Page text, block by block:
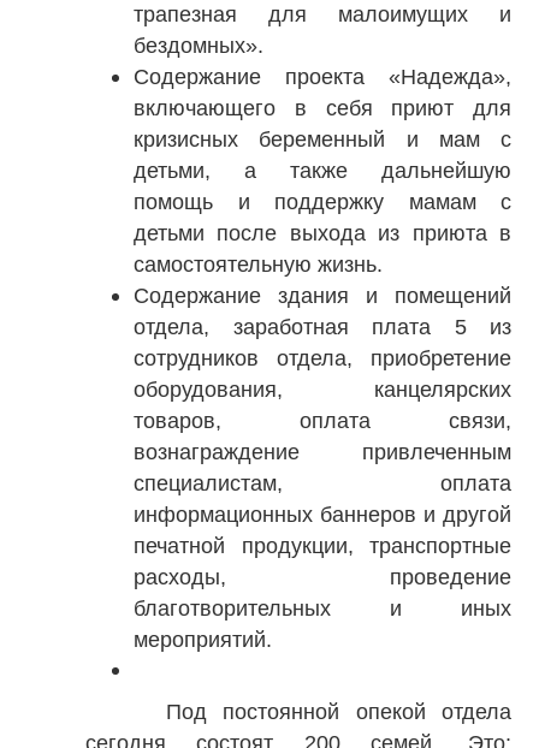
трапезная для малоимущих и
бездомных».
Содержание проекта «Надежда»,
включающего в себя приют для
кризисных беременный и мам с
детьми, а также дальнейшую
помощь и поддержку мамам с
детьми после выхода из приюта в
самостоятельную жизнь.
Содержание здания и помещений
отдела, заработная плата 5 из
сотрудников отдела, приобретение
оборудования, канцелярских
товаров, оплата связи,
вознаграждение привлеченным
специалистам, оплата
информационных баннеров и другой
печатной продукции, транспортные
расходы, проведение
благотворительных и иных
мероприятий.
Под постоянной опекой отдела
сегодня состоят 200 семей. Это: